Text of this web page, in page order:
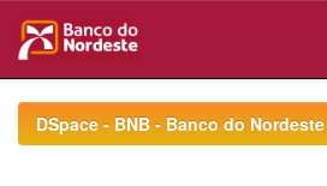
navigationDSpace - BNB - Banco do